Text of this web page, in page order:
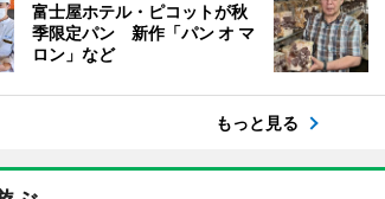
富士屋ホテル・ピコットが秋
季限定パン 新作「パン オ マ
ロン」など
もっと見る